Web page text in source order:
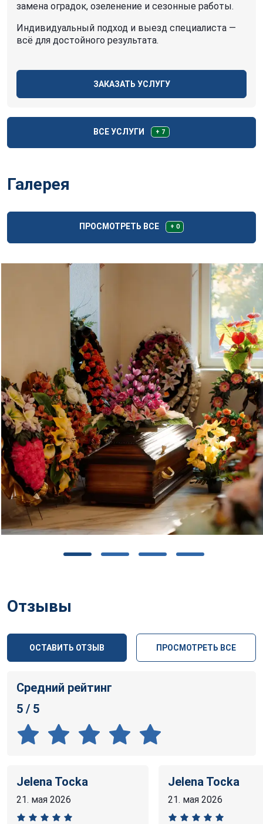
замена оградок, озеленение и сезонные работы.
Индивидуальный подход и выезд специалиста —
всё для достойного результата.
ЗАКАЗАТЬ УСЛУГУ
ВСЕ УСЛУГИ + 7
Галерея
ПРОСМОТРЕТЬ ВСЕ + 0
Отзывы
ОСТАВИТЬ ОТЗЫВ ПРОСМОТРЕТЬ ВСЕ
Средний рейтинг
5 / 5
Jelena Tocka
21. мая 2026
Jelena Tocka
21. мая 2026